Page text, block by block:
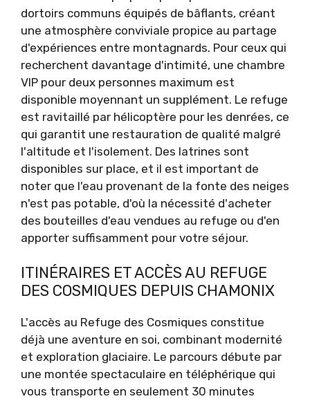
dortoirs communs équipés de bâflants, créant
une atmosphère conviviale propice au partage
d'expériences entre montagnards. Pour ceux qui
recherchent davantage d'intimité, une chambre
VIP pour deux personnes maximum est
disponible moyennant un supplément. Le refuge
est ravitaillé par hélicoptère pour les denrées, ce
qui garantit une restauration de qualité malgré
l'altitude et l'isolement. Des latrines sont
disponibles sur place, et il est important de
noter que l'eau provenant de la fonte des neiges
n'est pas potable, d'où la nécessité d'acheter
des bouteilles d'eau vendues au refuge ou d'en
apporter suffisamment pour votre séjour.
ITINÉRAIRES ET ACCÈS AU REFUGE
DES COSMIQUES DEPUIS CHAMONIX
L'accès au Refuge des Cosmiques constitue
déjà une aventure en soi, combinant modernité
et exploration glaciaire. Le parcours débute par
une montée spectaculaire en téléphérique qui
vous transporte en seulement 30 minutes